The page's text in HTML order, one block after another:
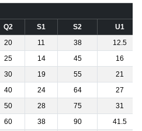
Q2 S1 S2
U1
20 11 38
12.5
25 14 45
16
30 19 55
21
40 24 64
27
50 28 75
31
60 38 90
41.5